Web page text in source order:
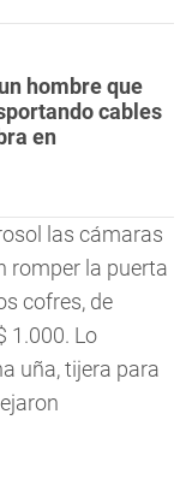
hombre que
cables
en
las cámaras
romper la puerta
cofres, de
1.000. Lo
uña, tijera para